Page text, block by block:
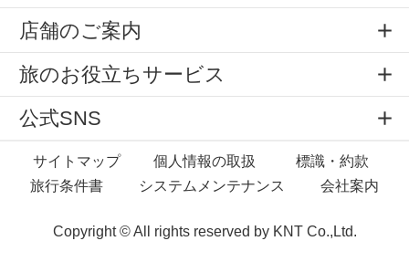
店舗のご案内
旅のお役立ちサービス
公式SNS
サイトマップ 個人情報の取扱
標識・約款
旅行条件書
システムメンテナンス 会社案内
Copyright © All rights reserved by KNT Co.,Ltd.